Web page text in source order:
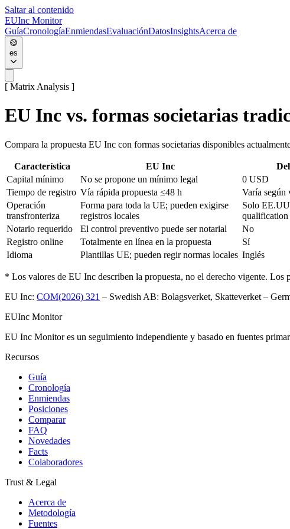
Saltar al contenido
EUInc Monitor
GuíaCronologíaEnmiendasEvaluaciónDatosInsightsAcerca de
es
[ Matrix Analysis ]
EU Inc vs. formas societarias
Compara la propuesta EU Inc con formas societarias disponibles
Característica EU Inc
Capital mínimo
No se propone un mínimo legal 0 USD
Tiempo de registro Vía rápida propuesta ≤48 h Varía según
Operación
transfronteriza
Forma para toda la UE; pueden exigirse
registros locales
Solo
qualification
Notario requerido
El control preventivo puede ser notarial No
Registro online
Totalmente en línea en la propuesta Sí
Idioma
Plantillas UE; pueden regir normas locales Inglés
* Los valores de EU Inc describen la propuesta, no el derecho vigente. Los
EU Inc: COM(2026) 321 – Swedish AB: Bolagsverket, Skatteverket –
EUInc Monitor
EU Inc Monitor es un seguimiento independiente y basado en fuentes
Recursos
Guía
Cronología
Enmiendas
Posiciones
Comparar
FAQ
Novedades
Facts
Colaboradores
Trust & Legal
Acerca de
Metodología
Fuentes